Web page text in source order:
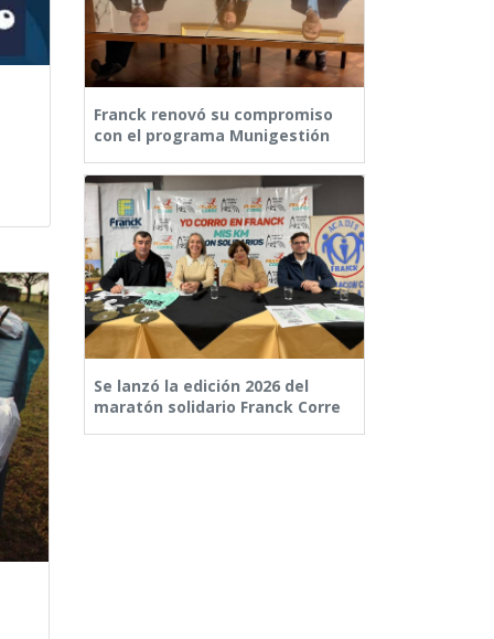
Franck renovó su compromiso
con el programa Munigestión
Se lanzó la edición 2026 del
maratón solidario Franck Corre